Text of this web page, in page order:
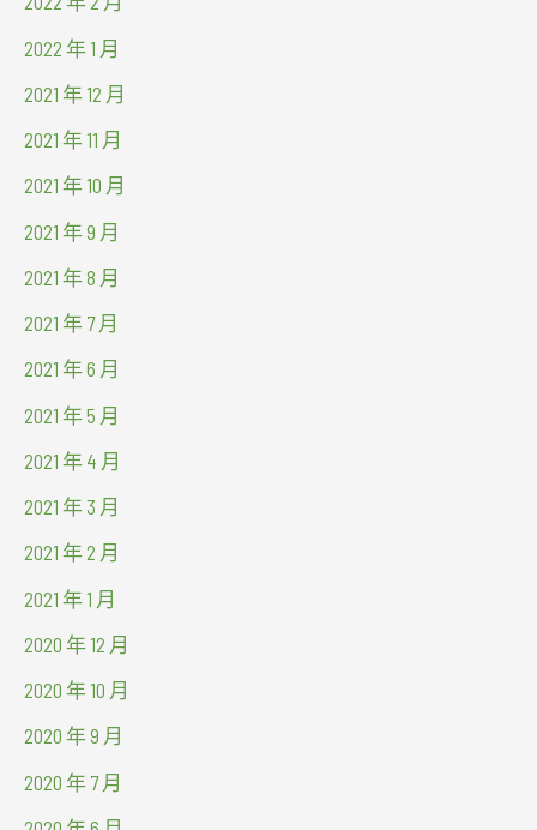
2022 年 1 月
2021 年 12 月
2021 年 11 月
2021 年 10 月
2021 年 9 月
2021 年 8 月
2021 年 7 月
2021 年 6 月
2021 年 5 月
2021 年 4 月
2021 年 3 月
2021 年 2 月
2021 年 1 月
2020 年 12 月
2020 年 10 月
2020 年 9 月
2020 年 7 月